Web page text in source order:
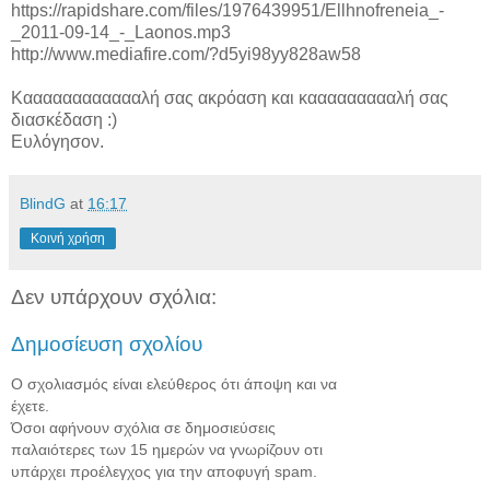
https://rapidshare.com/files/1976439951/Ellhnofreneia_-
_2011-09-14_-_Laonos.mp3
http://www.mediafire.com/?d5yi98yy828aw58
Κααααααααααααλή σας ακρόαση και καααααααααλή σας
διασκέδαση :)
Ευλόγησον.
BlindG at 16:17
Κοινή χρήση
Δεν υπάρχουν σχόλια:
Δημοσίευση σχολίου
Ο σχολιασμός είναι ελεύθερος ότι άποψη και να
έχετε.
Όσοι αφήνουν σχόλια σε δημοσιεύσεις
παλαιότερες των 15 ημερών να γνωρίζουν οτι
υπάρχει προέλεγχος για την αποφυγή spam.